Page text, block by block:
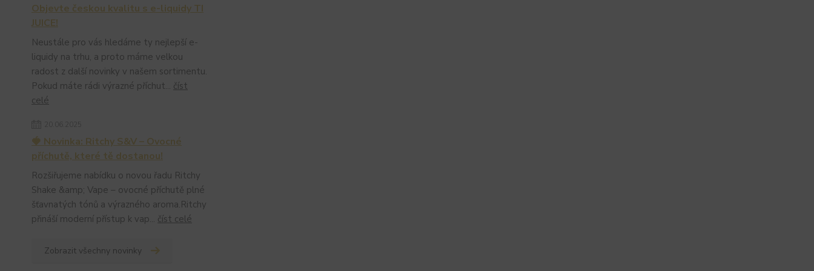
Objevte českou kvalitu s e-liquidy TI
JUICE!
Neustále pro vás hledáme ty nejlepší e-
liquidy na trhu, a proto máme velkou
radost z další novinky v našem sortimentu.
Pokud máte rádi výrazné příchut... číst
celé
🍓 Novinka: Ritchy S&V – Ovocné
příchutě, které tě dostanou!
Rozšiřujeme nabídku o novou řadu Ritchy
Shake &amp; Vape – ovocné příchutě plné
šťavnatých tónů a výrazného aroma.Ritchy
přináší moderní přístup k vap... číst celé
Zobrazit všechny novinky